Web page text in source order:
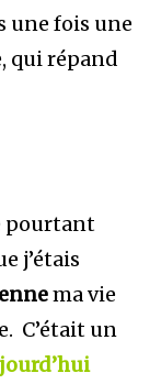
une fois une
qui répand
pourtant
j’étais
ma vie
C’était un